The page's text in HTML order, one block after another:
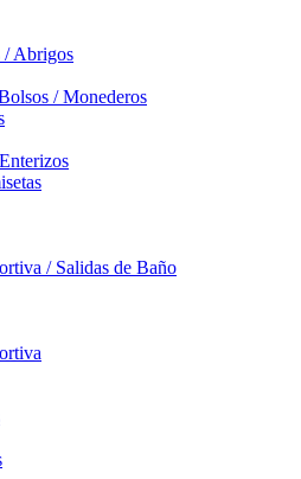
/ Abrigos
/ Monederos
/ Salidas de Baño